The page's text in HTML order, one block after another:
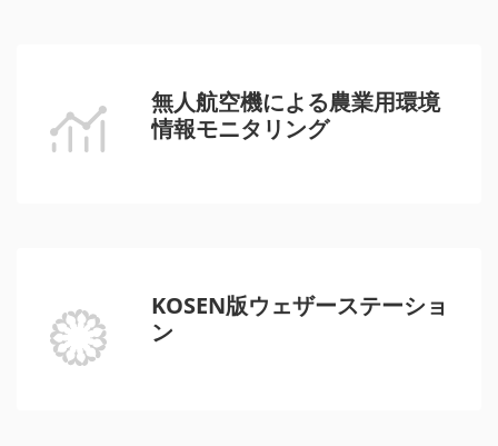
無人航空機による農業用環境
情報モニタリング
KOSEN版ウェザーステーショ
ン